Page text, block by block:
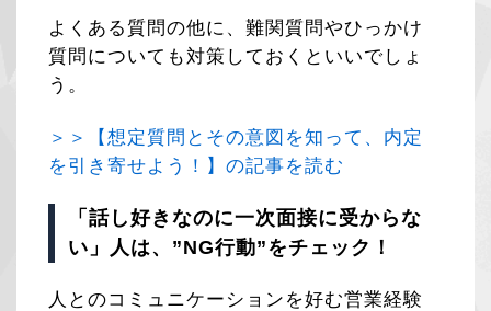
よくある質問の他に、難関質問やひっかけ
質問についても対策しておくといいでしょ
う。
＞＞【想定質問とその意図を知って、内定
を引き寄せよう！】の記事を読む
「話し好きなのに一次面接に受からな
い」人は、”NG行動”をチェック！
人とのコミュニケーションを好む営業経験